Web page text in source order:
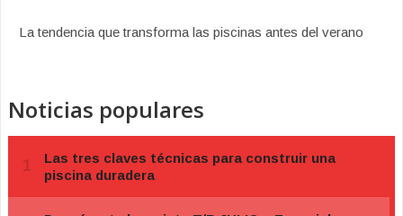
La tendencia que transforma las piscinas antes del verano
Noticias populares